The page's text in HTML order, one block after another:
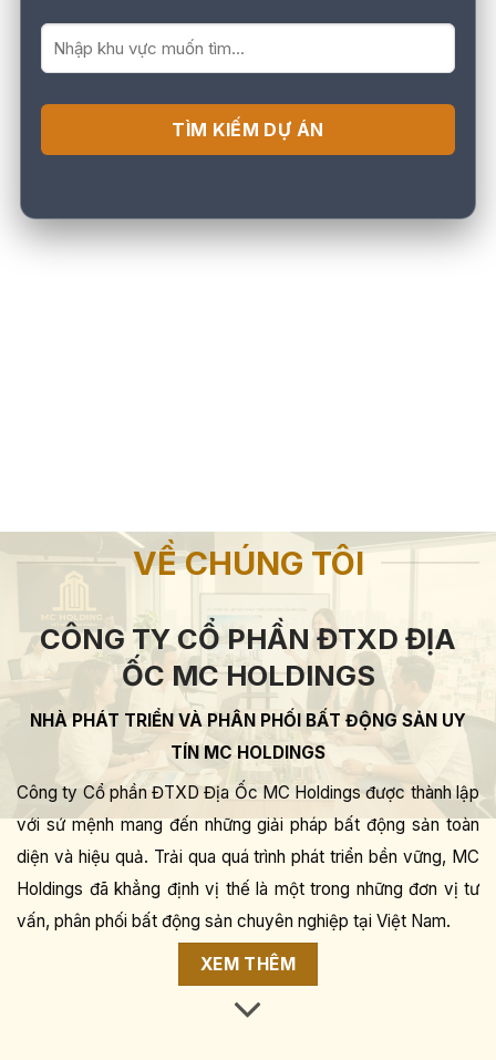
TÌM KIẾM DỰ ÁN
VỀ CHÚNG TÔI
CÔNG TY CỔ PHẦN ĐTXD ĐỊA
ỐC MC HOLDINGS
NHÀ PHÁT TRIỂN VÀ PHÂN PHỐI BẤT ĐỘNG SẢN UY
TÍN MC HOLDINGS
Công ty Cổ phần ĐTXD Địa Ốc MC Holdings được thành lập
với sứ mệnh mang đến những giải pháp bất động sản toàn
diện và hiệu quả. Trải qua quá trình phát triển bền vững, MC
Holdings đã khẳng định vị thế là một trong những đơn vị tư
vấn, phân phối bất động sản chuyên nghiệp tại Việt Nam.
XEM THÊM